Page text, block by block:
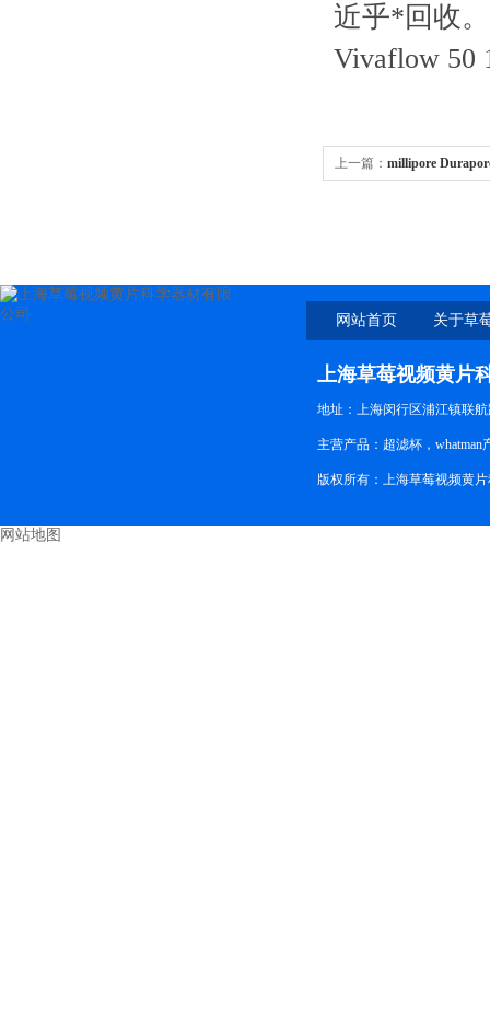
近乎*回收
Vivaflow 50
上一篇： millipore
网站首页 关于草
上海草莓视频黄片
地址：上海闵行区浦江镇联
主营产品：超滤杯，whatman产
版权所有：上海草莓视频黄
网站地图